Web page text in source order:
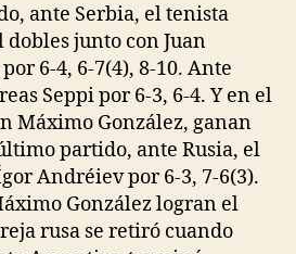
ante Serbia, el tenista
junto con Juan
6-4, 6-7(4), 8-10. Ante
Seppi por 6-3, 6-4. Y en el
Máximo González, ganan
partido, ante Rusia, el
Andréiev por 6-3, 7-6(3).
González logran el
rusa se retiró cuando